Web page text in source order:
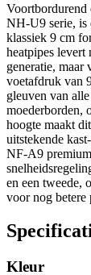
Voortbordurend
NH-U9 serie, is
klassiek 9 cm
heatpipes levert
generatie,
voetafdruk van
gleuven van
moederborden,
hoogte maakt
uitstekende
NF-A9
en een tweede,
voor nog betere
Kleur